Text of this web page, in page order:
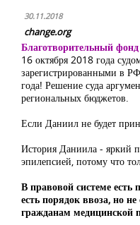
30.11.2018
change.org
Благотворительный
16 октября 2018 года
зарегистрированными в
года! Решение суда
региональных бюджетов.
Если Даниил не будет
История Даниила - яркий
эпилепсией, потому что
В правовой системе есть
есть порядок ввоза, но
гражданам медицинской